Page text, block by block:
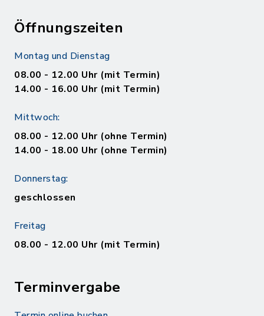
Öffnungszeiten
Montag und Dienstag
08.00 - 12.00 Uhr (mit Termin)
14.00 - 16.00 Uhr (mit Termin)
Mittwoch:
08.00 - 12.00 Uhr (ohne Termin)
14.00 - 18.00 Uhr (ohne Termin)
Donnerstag:
geschlossen
Freitag
08.00 - 12.00 Uhr (mit Termin)
Terminvergabe